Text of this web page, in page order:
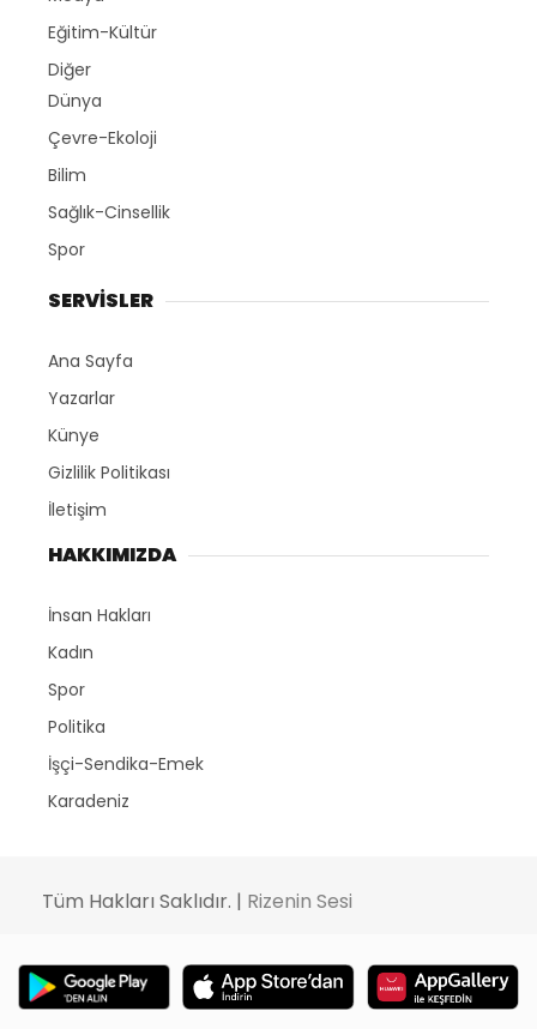
Eğitim-Kültür
Diğer
Dünya
Çevre-Ekoloji
Bilim
Sağlık-Cinsellik
Spor
SERVİSLER
Ana Sayfa
Yazarlar
Künye
Gizlilik Politikası
İletişim
HAKKIMIZDA
İnsan Hakları
Kadın
Spor
Politika
İşçi-Sendika-Emek
Karadeniz
Tüm Hakları Saklıdır. | Rizenin Sesi